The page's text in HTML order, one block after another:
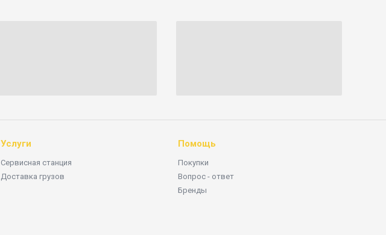
Услуги
Сервисная станция
Доставка грузов
Помощь
Покупки
Вопрос - ответ
Бренды